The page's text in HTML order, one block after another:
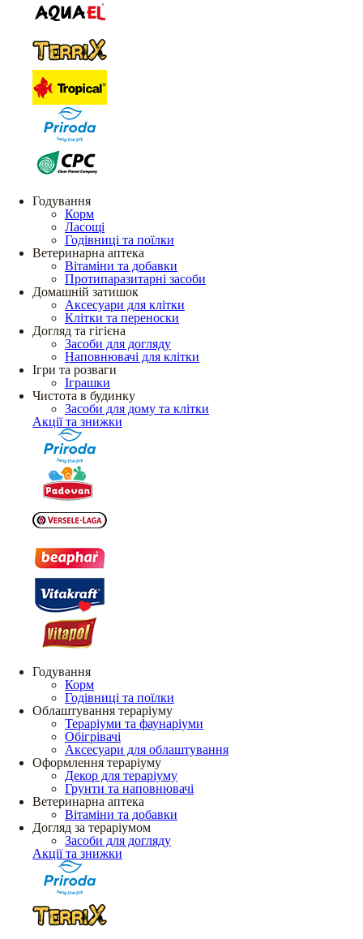
Годування
Корм
Ласощі
Годівниці та поїлки
Ветеринарна аптека
Вітаміни та добавки
Протипаразитарні засоби
Домашній затишок
Аксесуари для клітки
Клітки та переноски
Догляд та гігієна
Засоби для догляду
Наповнювачі для клітки
Ігри та розваги
Іграшки
Чистота в будинку
Засоби для дому та клітки
Акції та знижки
Годування
Корм
Годівниці та поїлки
Облаштування тераріуму
Тераріуми та фаунаріуми
Обігрівачі
Аксесуари для облаштування
Оформлення тераріуму
Декор для тераріуму
Грунти та наповнювачі
Ветеринарна аптека
Вітаміни та добавки
Догляд за тераріумом
Засоби для догляду
Акції та знижки